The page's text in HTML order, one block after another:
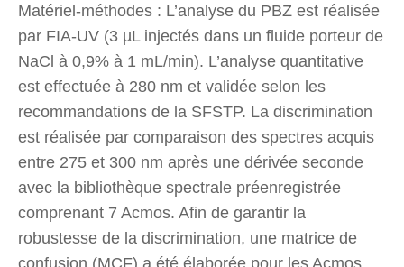
Matériel-méthodes : L’analyse du PBZ est réalisée
par FIA-UV (3 µL injectés dans un fluide porteur de
NaCl à 0,9% à 1 mL/min). L’analyse quantitative
est effectuée à 280 nm et validée selon les
recommandations de la SFSTP. La discrimination
est réalisée par comparaison des spectres acquis
entre 275 et 300 nm après une dérivée seconde
avec la bibliothèque spectrale préenregistrée
comprenant 7 Acmos. Afin de garantir la
robustesse de la discrimination, une matrice de
confusion (MCF) a été élaborée pour les Acmos